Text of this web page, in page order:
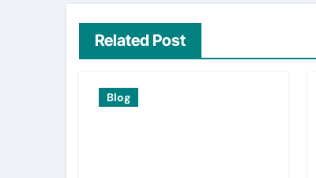
Related Post
Blog